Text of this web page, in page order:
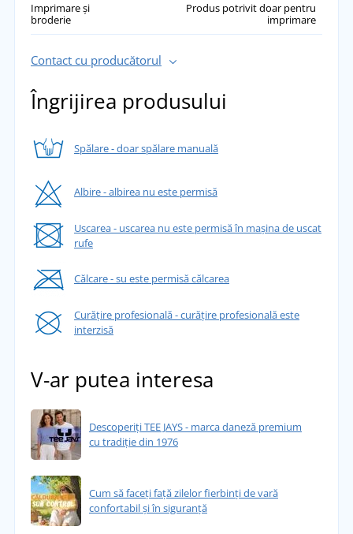
Imprimare și
broderie
Produs potrivit doar pentru
imprimare
Contact cu producătorul
Îngrijirea produsului
Spălare - doar spălare manuală
Albire - albirea nu este permisă
Uscarea - uscarea nu este permisă în mașina de uscat
rufe
Călcare - su este permisă călcarea
Curățire profesională - curățire profesională este
interzisă
V-ar putea interesa
Descoperiți TEE JAYS - marca daneză premium
cu tradiție din 1976
Cum să faceți față zilelor fierbinți de vară
confortabil și în siguranță